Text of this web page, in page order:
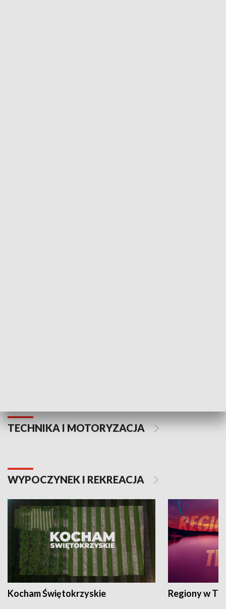
TECHNIKA I MOTORYZACJA
WYPOCZYNEK I REKREACJA
Kocham Świętokrzyskie Regiony w